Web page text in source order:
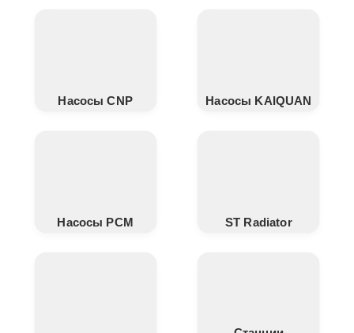
Насосы CNP Насосы KAIQUAN
Насосы PCM ST Radiator